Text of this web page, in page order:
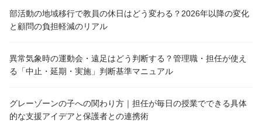
部活動の地域移行で教員の休日はどう変わる？2026年以降の変化
と顧問の負担軽減のリアル
異常気象時の運動会・遠足はどう判断する？管理職・担任が使え
る「中止・延期・実施」判断基準マニュアル
グレーゾーンの子への関わり方｜担任が毎日の授業でできる具体
的な支援アイデアと保護者との連携術